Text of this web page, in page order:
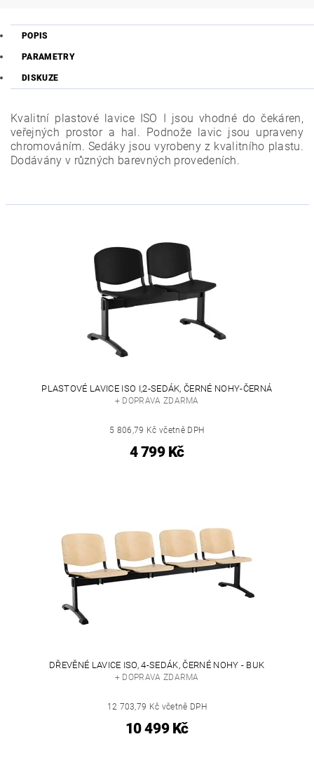
POPIS
PARAMETRY
DISKUZE
Kvalitní plastové lavice ISO I jsou vhodné do čekáren,
veřejných prostor a hal. Podnože lavic jsou upraveny
chromováním. Sedáky jsou vyrobeny z kvalitního plastu.
Dodávány v různých barevných provedeních.
PLASTOVÉ LAVICE ISO I,2-SEDÁK, ČERNÉ NOHY-ČERNÁ
+ DOPRAVA ZDARMA
5 806,79 Kč včetně DPH
4 799 Kč
DŘEVĚNÉ LAVICE ISO, 4-SEDÁK, ČERNÉ NOHY - BUK
+ DOPRAVA ZDARMA
12 703,79 Kč včetně DPH
10 499 Kč